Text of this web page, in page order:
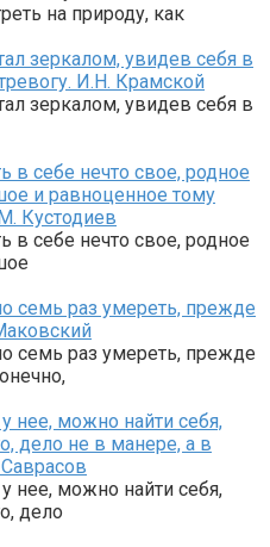
на природу, как
зеркалом, увидев себя в
И.Н. Крамской
зеркалом, увидев себя в
в себе нечто свое, родное
и равноценное тому
Кустодиев
в себе нечто свое, родное
семь раз умереть, прежде
семь раз умереть, прежде
нее, можно найти себя,
дело не в манере, а в
нее, можно найти себя,
дело